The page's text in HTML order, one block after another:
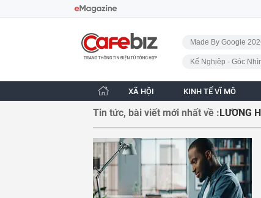
CafeBiz - Trang chủ
Made By Google
Kế Nghiệp - Góc
XÃ HỘI KINH TẾ VĨ MÔ
Tin tức, bài viết mới nhất về :LƯƠNG